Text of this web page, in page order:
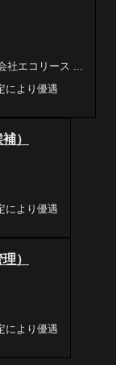
社エコリース ...
により優遇
）
により優遇
）
により優遇